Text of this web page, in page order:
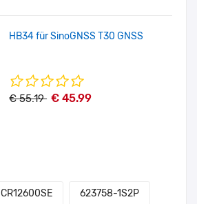
HB34 für SinoGNSS T30 GNSS
€ 55.19 € 45.99
CR12600SE 623758-1S2P